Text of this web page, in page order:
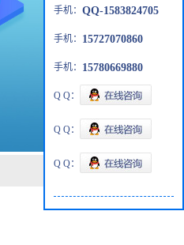
手机： QQ-1583824705
手机： 15727070860
手机： 15780669880
Q Q：
Q Q：
Q Q：